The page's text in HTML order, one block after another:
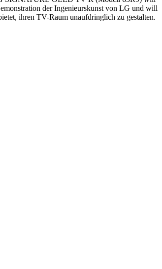
der Ingenieurskunst von LG und will
ihren TV-Raum unaufdringlich zu gestalten.